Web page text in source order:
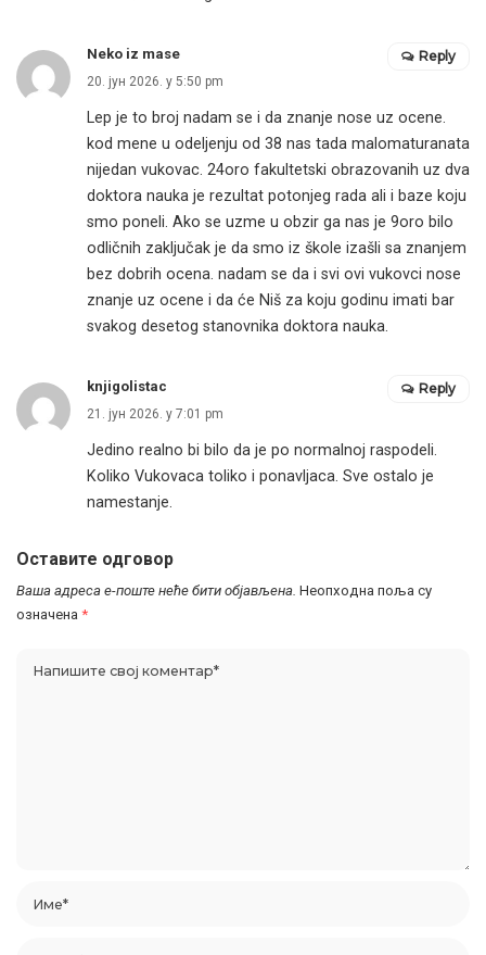
Neko iz mase
20. јун 2026. у 5:50 pm
Lep je to broj nadam se i da znanje nose uz ocene.
kod mene u odeljenju od 38 nas tada malomaturanata
nijedan vukovac. 24oro fakultetski obrazovanih uz dva
doktora nauka je rezultat potonjeg rada ali i baze koju
smo poneli. Ako se uzme u obzir ga nas je 9oro bilo
odličnih zaključak je da smo iz škole izašli sa znanjem
bez dobrih ocena. nadam se da i svi ovi vukovci nose
znanje uz ocene i da će Niš za koju godinu imati bar
svakog desetog stanovnika doktora nauka.
Reply
knjigolistac
21. јун 2026. у 7:01 pm
Jedino realno bi bilo da je po normalnoj raspodeli.
Koliko Vukovaca toliko i ponavljaca. Sve ostalo je
namestanje.
Reply
Оставите одговор
Ваша адреса е-поште неће бити објављена. Неопходна поља су
означена *